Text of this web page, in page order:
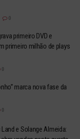
primeiro DVD e
primeiro milhão de plays
marca nova fase da
e Solange Almeida: